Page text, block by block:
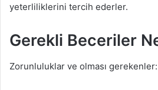
yeterliliklerini tercih ederler.
Gerekli Beceriler
Zorunluluklar ve olması gerekenler: